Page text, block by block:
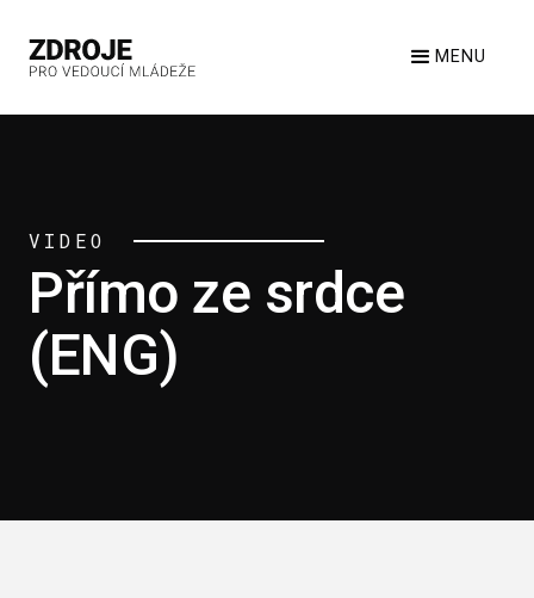
MENU
VIDEO
Přímo ze srdce
(ENG)